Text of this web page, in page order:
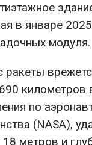
в январе
модуля.
по
(NASA),
метров и